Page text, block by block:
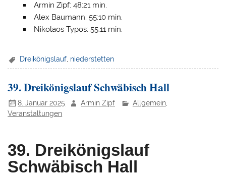
Armin Zipf: 48:21 min.
Alex Baumann: 55:10 min.
Nikolaos Typos: 55:11 min.
Dreikönigslauf niederstetten
39. Dreikönigslauf Schwäbisch Hall
8. Januar 2025 Armin Zipf Allgemein,
Veranstaltungen
39. Dreikönigslauf
Schwäbisch Hall